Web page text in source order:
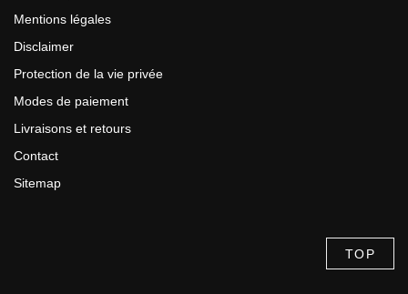
Mentions légales
Disclaimer
Protection de la vie privée
Modes de paiement
Livraisons et retours
Contact
Sitemap
TOP